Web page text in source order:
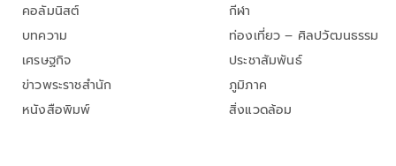
คอลัมนิสต์
บทความ
เศรษฐกิจ
ข่าวพระราชสำนัก
หนังสือพิมพ์
กีฬา
ท่องเที่ยว – ศิลปวัฒนธรรม
ประชาสัมพันธ์
ภูมิภาค
สิ่งแวดล้อม